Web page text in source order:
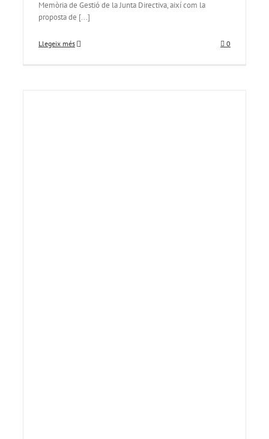
Memòria de Gestió de la Junta Directiva, així com la
proposta de [...]
Llegeix més 0